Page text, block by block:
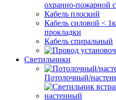
охранно-пожарной
Кабель плоский
Кабель силовой <
прокладки
Кабель спиральный
Светильники
Потолочный/